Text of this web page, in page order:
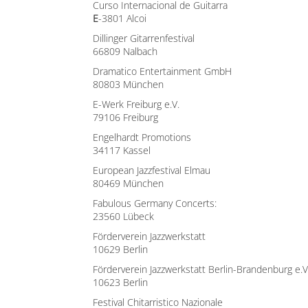
Curso Internacional de Guitarra
E-3801 Alcoi
Dillinger Gitarrenfestival
66809 Nalbach
Dramatico Entertainment GmbH
80803 München
E-Werk Freiburg e.V.
79106 Freiburg
Engelhardt Promotions
34117 Kassel
European Jazzfestival Elmau
80469 München
Fabulous Germany Concerts:
23560 Lübeck
Förderverein Jazzwerkstatt
10629 Berlin
Förderverein Jazzwerkstatt Berlin-Brandenburg
10623 Berlin
Festival Chitarristico Nazionale